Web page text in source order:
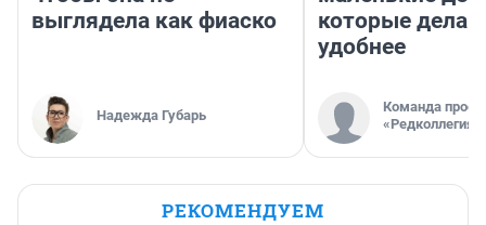
выглядела как фиаско
Надежда Губарь
которые
удобнее
Команда
«Редколлегия»
РЕКОМЕНДУЕМ